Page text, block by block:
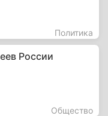
Политика
России
Общество